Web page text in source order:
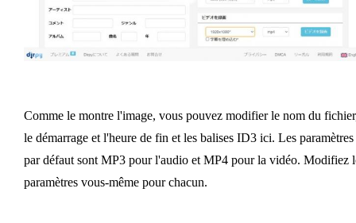
Comme le montre l'image, vous pouvez modifier le nom du
le démarrage et l'heure de fin et les balises ID3 ici. Les paramètres
par défaut sont MP3 pour l'audio et MP4 pour la vidéo. Modifiez
paramètres vous-même pour chacun.